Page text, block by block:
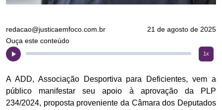
redacao@justicaemfoco.com.br
21 de agosto de 2025
Ouça este conteúdo
1x
A ADD, Associação Desportiva para Deficientes, vem a
público manifestar seu apoio à aprovação da PLP
234/2024, proposta proveniente da Câmara dos Deputados